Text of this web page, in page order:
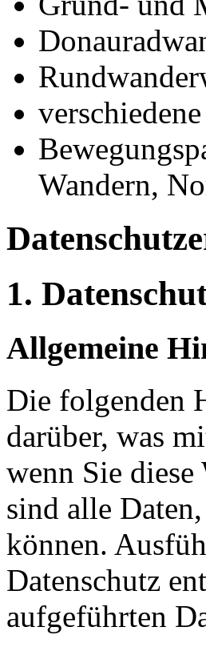
Wandern,
1.
Allgemeine
Die folgenden
darüber, was
wenn Sie diese
sind alle
können.
Datenschutz
aufgeführten